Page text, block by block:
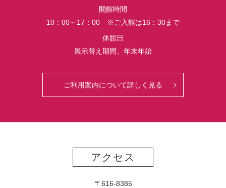
開館時間
10：00～17：00 ※ご入館は16：30まで
休館日
展示替え期間、年末年始
ご利用案内について詳しく見る
アクセス
〒616-8385